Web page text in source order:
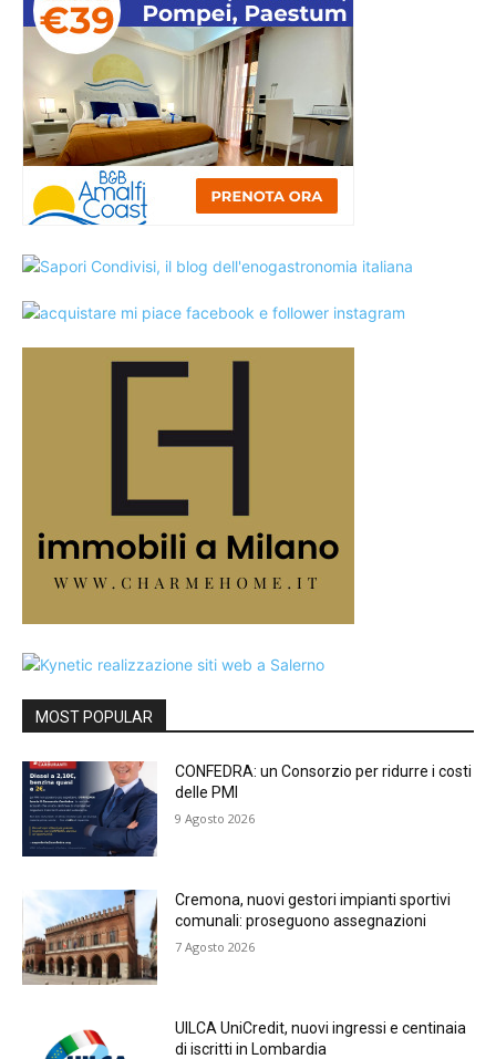
MOST POPULAR
CONFEDRA: un Consorzio per ridurre i costi
delle PMI
9 Agosto 2026
Cremona, nuovi gestori impianti sportivi
comunali: proseguono assegnazioni
7 Agosto 2026
UILCA UniCredit, nuovi ingressi e centinaia
di iscritti in Lombardia